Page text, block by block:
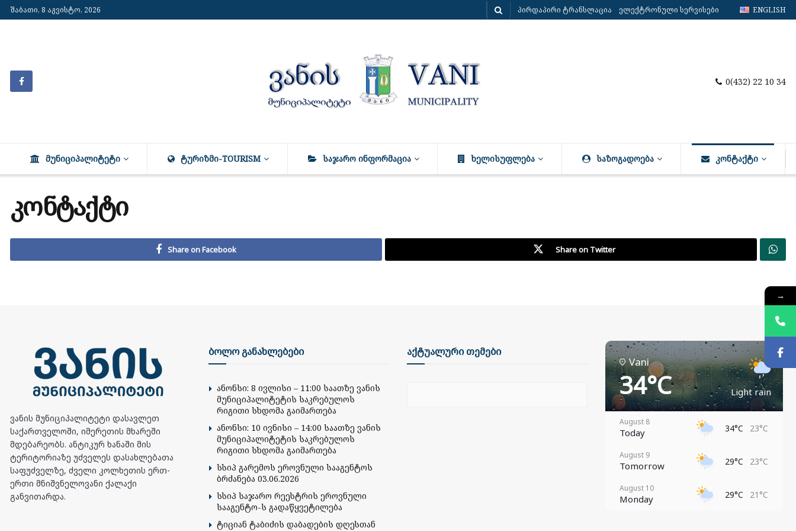
შაბათი, 8 აგვისტო, 2026 პირდაპირი ტრანსლაცია ელექტრონული სერვისები ENGLISH
0(432) 22 10 34
ᲛᲣᲜᲘᲪᲘᲞᲐᲚᲘᲢᲔᲢᲘ ᲢᲣᲠᲘᲖᲛᲘ-TOURISM ᲡᲐᲯᲐᲠᲝ ᲘᲜᲤᲝᲠᲛᲐᲪᲘᲐ ᲮᲔᲚᲘᲡᲣᲤᲚᲔᲑᲐ ᲡᲐᲖᲝᲒᲐᲓᲝᲔᲑᲐ ᲙᲝᲜᲢᲐᲥᲢᲘ
კონტაქტი
Share on Facebook Share on Twitter
ვანის მუნიციპალიტეტი დასავლეთ
საქართველოში, იმერეთის მხარეში
მდებარეობს. ანტიკურ ხანაში მის
ტერიტორიაზე უძველეს დასახლებათა
საფუძველზე, ძველი კოლხეთის ერთ-
ერთი მნიშვნელოვანი ქალაქი
განვითარდა.
ბოლო განახლებები
ანონსი: 8 ივლისი – 11:00 საათზე ვანის
მუნიციპალიტეტის საკრებულოს
რიგითი სხდომა გაიმართება
ანონსი: 10 ივნისი – 14:00 საათზე ვანის
მუნიციპალიტეტის საკრებულოს
რიგითი სხდომა გაიმართება
სსიპ გარემოს ეროვნული სააგენტოს
ბრძანება 03.06.2026
სსიპ საჯარო რეესტრის ეროვნული
სააგენტო-ს გადაწყვეტილება
ტიციან ტაბიძის დაბადების დღესთან
აქტუალური თემები
Vani
34°C Light rain
August 8
Today 34°C 23°C
August 9
Tomorrow 29°C 23°C
August 10
Monday 29°C 21°C
→